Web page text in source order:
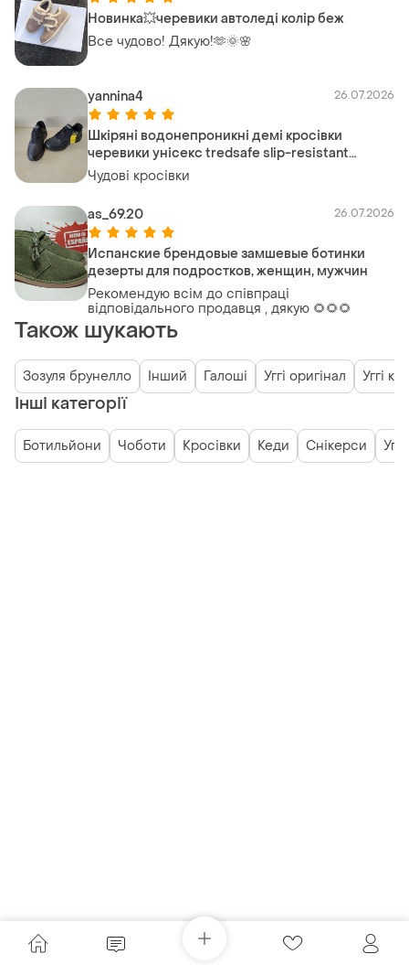
Новинка💥черевики автоледі колір беж
Все чудово! Дякую!🫶🌞🌸
yannina4 26.07.2026
Шкіряні водонепроникні демі кросівки
черевики унісекс tredsafe slip-resistant
mntr43gx003
Чудові кросівки
as_69.20 26.07.2026
Испанские брендовые замшевые ботинки
дезерты для подростков, женщин, мужчин
Рекомендую всім до співпраці
відповідального продавця , дякую 🌻🌻🌻
Також шукають
Зозуля брунелло Інший Галоші Уггі оригінал Уггі
Інші категорії
Ботильйони Чоботи Кросівки Кеди Снікерси Уггі